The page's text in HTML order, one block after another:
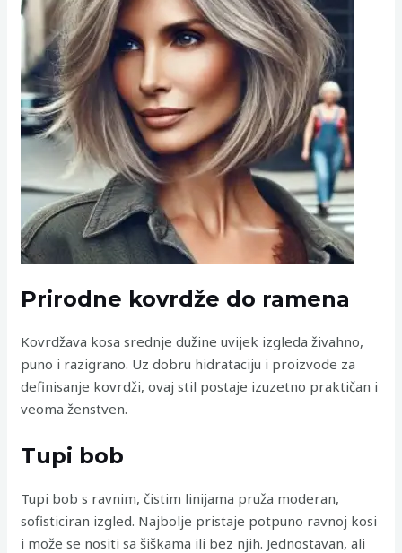
Prirodne kovrdže do ramena
Kovrdžava kosa srednje dužine uvijek izgleda živahno,
puno i razigrano. Uz dobru hidrataciju i proizvode za
definisanje kovrdži, ovaj stil postaje izuzetno praktičan i
veoma ženstven.
Tupi bob
Tupi bob s ravnim, čistim linijama pruža moderan,
sofisticiran izgled. Najbolje pristaje potpuno ravnoj kosi
i može se nositi sa šiškama ili bez njih. Jednostavan, ali